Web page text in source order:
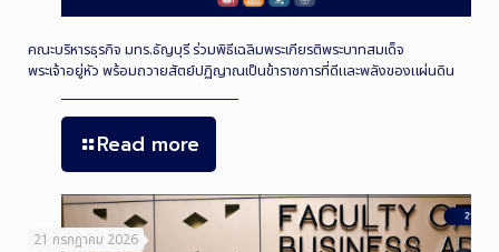
คณะบริหารธุรกิจ มทร.ธัญบุรี ร่วมพิธีเฉลิมพระเกียรติพระบาทสมเด็จ
พระเจ้าอยู่หัว พร้อมถวายสัตย์ปฏิญาณเป็นข้าราชการที่ดีและพลังของแผ่นดิน
Read more
21 กรกฎาคม 2026